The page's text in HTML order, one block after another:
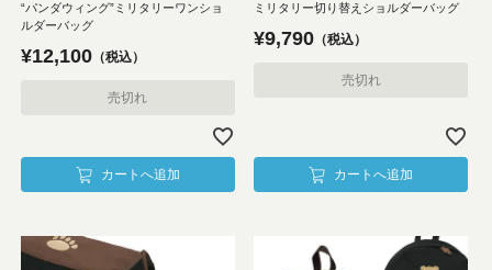
“パンダウィング”ミリタリーワンショ
ルダーバッグ
¥12,100 税込
売切れ
カートへ追加
ミリタリー切り替えショルダーバッグ
¥9,790 税込
売切れ
カートへ追加